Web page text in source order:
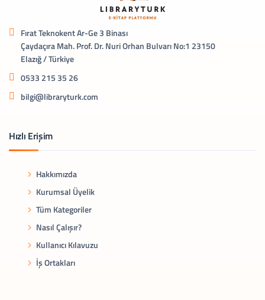
Fırat Teknokent Ar-Ge 3 Binası
Çaydaçıra Mah. Prof. Dr. Nuri Orhan Bulvarı No:1 23150
Elazığ / Türkiye
0533 215 35 26
bilgi@libraryturk.com
Hızlı Erişim
Hakkımızda
Kurumsal Üyelik
Tüm Kategoriler
Nasıl Çalışır?
Kullanıcı Kılavuzu
İş Ortakları